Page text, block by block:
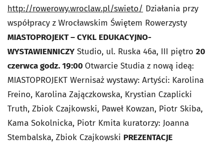
http://rowerowy.wroclaw.pl/swieto/ Działania przy
współpracy z Wrocławskim Świętem Rowerzysty
MIASTOPROJEKT – CYKL EDUKACYJNO-
WYSTAWIENNICZY Studio, ul. Ruska 46a, III piętro 20
czerwca godz. 19:00 Otwarcie Studia z nową ideą:
MIASTOPROJEKT Wernisaż wystawy: Artyści: Karolina
Freino, Karolina Zajączkowska, Krystian Czaplicki
Truth, Zbiok Czajkowski, Paweł Kowzan, Piotr Skiba,
Kama Sokolnicka, Piotr Kmita kuratorzy: Joanna
Stembalska, Zbiok Czajkowski PREZENTACJE